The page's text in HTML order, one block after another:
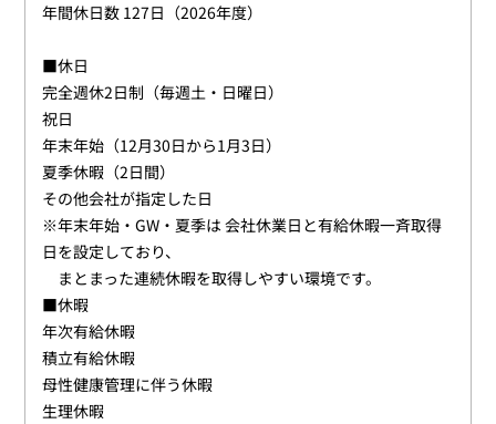
年間休日数 127日（2026年度）
■休日
完全週休2日制（毎週土・日曜日）
祝日
年末年始（12月30日から1月3日）
夏季休暇（2日間）
その他会社が指定した日
※年末年始・GW・夏季は 会社休業日と有給休暇一斉取得
日を設定しており、
まとまった連続休暇を取得しやすい環境です。
■休暇
年次有給休暇
積立有給休暇
母性健康管理に伴う休暇
生理休暇